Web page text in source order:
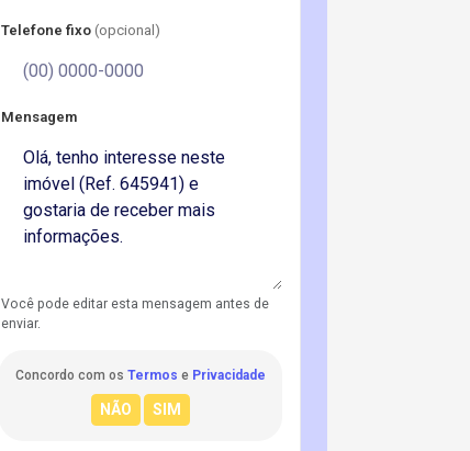
Telefone fixo (opcional)
Mensagem
Você pode editar esta mensagem antes de
enviar.
Concordo com os Termos e Privacidade